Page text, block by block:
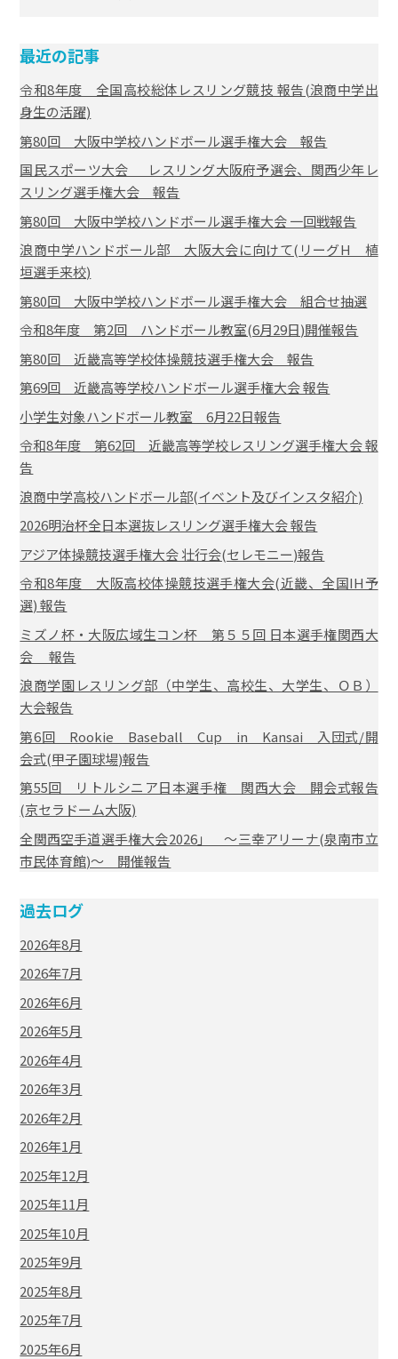
最近の記事
令和8年度 全国高校総体レスリング競技 報告(浪商中学出
身生の活躍)
第80回 大阪中学校ハンドボール選手権大会 報告
国民スポーツ大会 レスリング大阪府予選会、関西少年レ
スリング選手権大会 報告
第80回 大阪中学校ハンドボール選手権大会 一回戦報告
浪商中学ハンドボール部 大阪大会に向けて(リーグH 植
垣選手来校)
第80回 大阪中学校ハンドボール選手権大会 組合せ抽選
令和8年度 第2回 ハンドボール教室(6月29日)開催報告
第80回 近畿高等学校体操競技選手権大会 報告
第69回 近畿高等学校ハンドボール選手権大会 報告
小学生対象ハンドボール教室 6月22日報告
令和8年度 第62回 近畿高等学校レスリング選手権大会 報
告
浪商中学高校ハンドボール部(イベント及びインスタ紹介)
2026明治杯全日本選抜レスリング選手権大会 報告
アジア体操競技選手権大会 壮行会(セレモニー)報告
令和8年度 大阪高校体操競技選手権大会(近畿、全国IH予
選) 報告
ミズノ杯・大阪広域生コン杯 第５５回 日本選手権関西大
会 報告
浪商学園レスリング部（中学生、高校生、大学生、ＯＢ）
大会報告
第6回 Rookie Baseball Cup in Kansai 入団式/開
会式(甲子園球場)報告
第55回 リトルシニア日本選手権 関西大会 開会式報告
(京セラドーム大阪)
全関西空手道選手権大会2026」 ～三幸アリーナ(泉南市立
市民体育館)～ 開催報告
過去ログ
2026年8月
2026年7月
2026年6月
2026年5月
2026年4月
2026年3月
2026年2月
2026年1月
2025年12月
2025年11月
2025年10月
2025年9月
2025年8月
2025年7月
2025年6月